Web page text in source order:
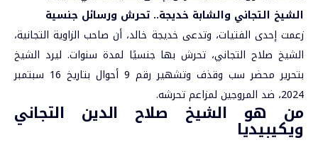
الشيخ التجاني والشابة خديجة.. تحرش ورسائل جنسية
زعمت إحدى الفتيات، وتدعى خديجة خالد، أن صاحب الزاوية التجانية،
الشيخ صلاح التجاني، تحرش بها جنسيًا لمدة سنوات. ليرد الشيخ
بتحرير محضر سب وقذف وتشهير رقم 9 أحوال بتاريخ 16 سبتمبر
2024، ضد المروجين لمزاعم تحرشه.
من هو الشيخ صلاح الدين التجاني
ويكيبيديا